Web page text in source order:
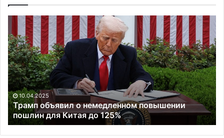
Трамп
объявил
о
немедленном
повышении
пошлин
для
Китая
до
125%
10.04.2025
Трамп объявил о немедленном повышении
пошлин для Китая до 125%
в